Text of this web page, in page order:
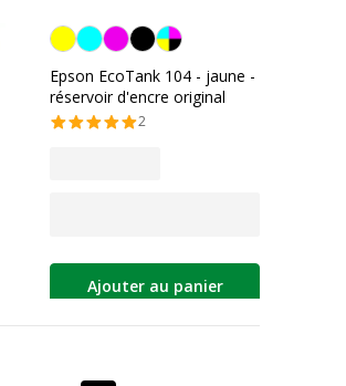
Jaune
Epson EcoTank 104 - jaune -
réservoir d'encre original
2
Ajouter au panier